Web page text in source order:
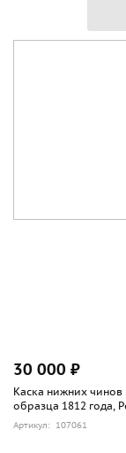
30 000 ₽
Каска нижних
образца 1812 года,
Артикул: 107061